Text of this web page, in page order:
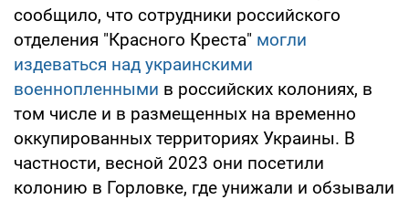
сообщило, что сотрудники российского
отделения "Красного Креста" могли
издеваться над украинскими
военнопленными в российских колониях, в
том числе и в размещенных на временно
оккупированных территориях Украины. В
частности, весной 2023 они посетили
колонию в Горловке, где унижали и обзывали